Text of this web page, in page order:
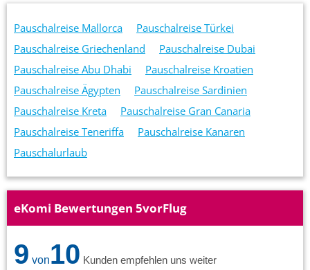
Pauschalreise Mallorca
Pauschalreise Türkei
Pauschalreise Griechenland
Pauschalreise Dubai
Pauschalreise Abu Dhabi
Pauschalreise Kroatien
Pauschalreise Ägypten
Pauschalreise Sardinien
Pauschalreise Kreta
Pauschalreise Gran Canaria
Pauschalreise Teneriffa
Pauschalreise Kanaren
Pauschalurlaub
eKomi Bewertungen 5vorFlug
9 von10 Kunden empfehlen uns weiter